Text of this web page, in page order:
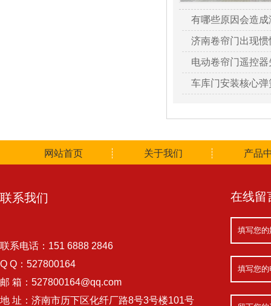
有哪些原因会造
济南卷帘门出现
电动卷帘门遥控
车库门安装核心弹
网站首页 关于我们 产品
联系我们
联系电话：151 6888 2846
Q Q：527800164
邮 箱：527800164@qq.com
地 址：济南市历下区化纤厂路8号3号楼101号
在线留